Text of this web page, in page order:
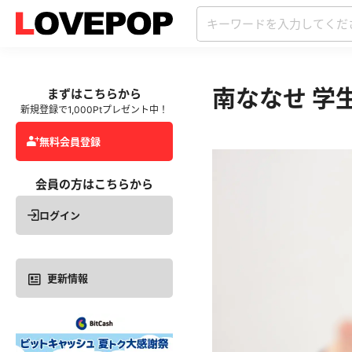
まずはこちらから
新規登録で1,000Ptプレゼント中！
無料会員登録
会員の方はこちらから
ログイン
更新情報
南ななせ 学